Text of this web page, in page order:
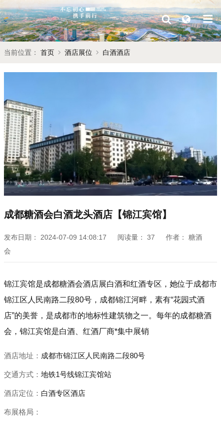
当前位置： 首页 酒店展位 白酒酒店
成都糖酒会白酒龙头酒店【锦江宾馆】
发布日期： 2024-07-09 14:08:17 阅读量： 37 作者：
糖酒
会
锦江宾馆是成都糖酒会酒店展白酒和红酒专区，她位于成都市
锦江区人民南路二段80号，成都锦江河畔，素有“花园式酒
店”的美誉，是成都市的地标性建筑物之一。每年的成都糖酒
会，锦江宾馆是白酒、红酒厂商*集中展销
酒店地址： 成都市锦江区人民南路二段80号
交通方式： 地铁1号线锦江宾馆站
酒店定位： 白酒专区酒店
布展格局：